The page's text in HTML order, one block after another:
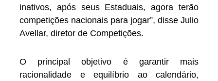
inativos, após seus Estaduais, agora terão
competições nacionais para jogar”, disse Julio
Avellar, diretor de Competições.
O principal objetivo é garantir mais
racionalidade e equilíbrio ao calendário,